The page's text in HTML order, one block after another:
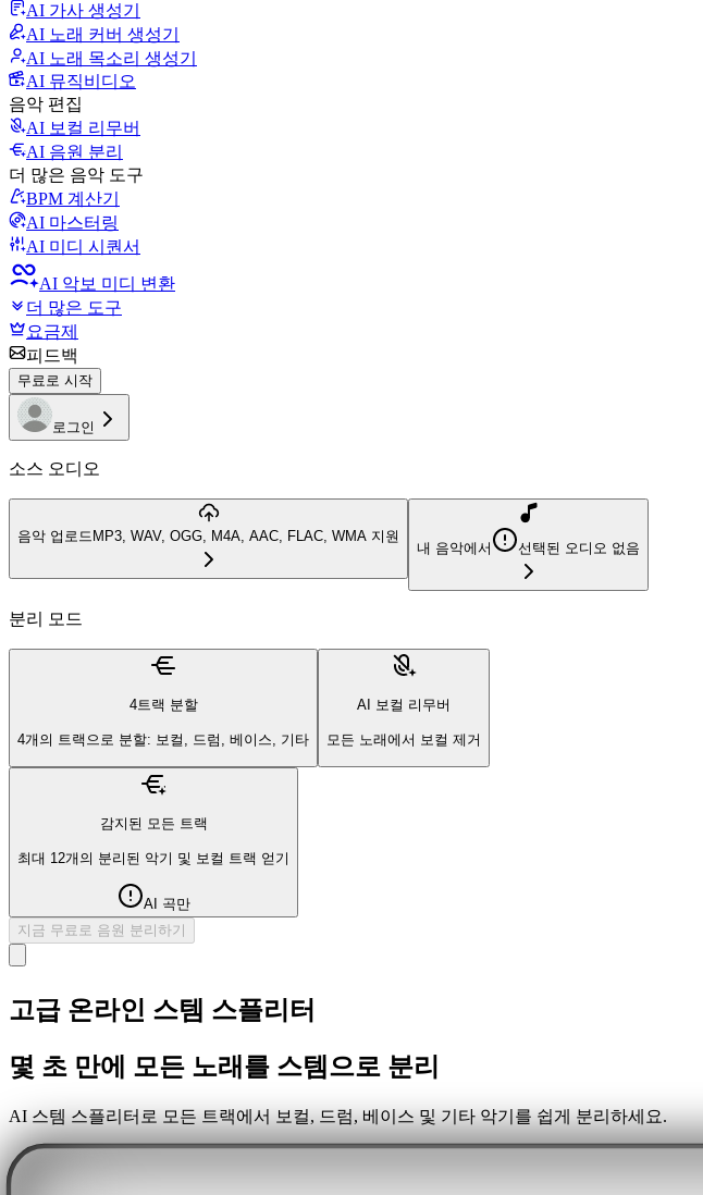
AI 가사 생성기
AI 노래 커버 생성기
AI 노래 목소리 생성기
AI 뮤직비디오
음악 편집
AI 보컬 리무버
AI 음원 분리
더 많은 음악 도구
BPM 계산기
AI 마스터링
AI 미디 시퀀서
AI 악보 미디 변환
더 많은 도구
요금제
피드백
무료로 시작
로그인
소스 오디오
음악 업로드 MP3, WAV, OGG, M4A, AAC, FLAC, WMA 지원
내 음악에서 선택된 오디오 없음
분리 모드
4트랙 분할
4개의 트랙으로 분할: 보컬, 드럼, 베이스, 기타
AI 보컬 리무버
모든 노래에서 보컬 제거
감지된 모든 트랙
최대 12개의 분리된 악기 및 보컬 트랙 얻기
AI 곡만
지금 무료로 음원 분리하기
고급 온라인 스템 스플리터
몇 초 만에 모든 노래를 스템으로 분리
AI 스템 스플리터로 모든 트랙에서 보컬, 드럼, 베이스 및 기타 악기를 쉽게 분리하세요.